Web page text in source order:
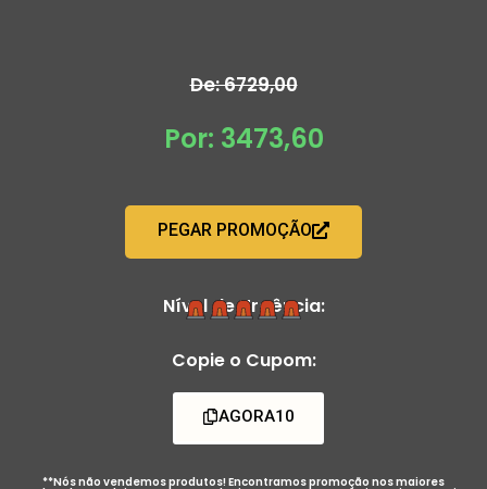
De: 6729,00
Por: 3473,60
PEGAR PROMOÇÃO
Nível de Urgência:
Copie o Cupom:
AGORA10
**Nós não vendemos produtos! Encontramos promoção nos maiores